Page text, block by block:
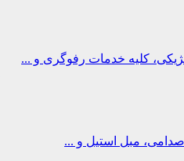
کلیه خدمات رفوگری و ...
مبل استیل و ...